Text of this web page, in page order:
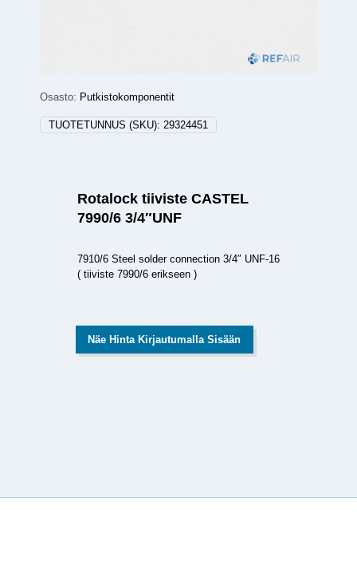
Osasto: Putkistokomponentit
TUOTETUNNUS (SKU): 29324451
Rotalock tiiviste CASTEL
7990/6 3/4″UNF
7910/6 Steel solder connection 3/4″ UNF-16
( tiiviste 7990/6 erikseen )
Näe Hinta Kirjautumalla Sisään